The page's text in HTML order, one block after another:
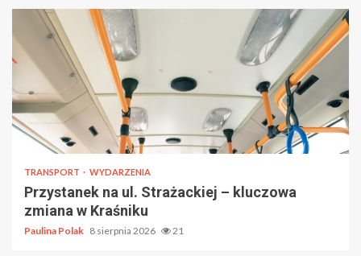
TRANSPORT WYDARZENIA
Przystanek na ul. Strażackiej – kluczowa
zmiana w Kraśniku
Paulina Polak 8 sierpnia 2026 21